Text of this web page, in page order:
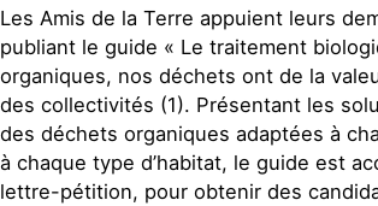
Les Amis de la Terre appuient leurs
publiant le guide « Le traitement
organiques, nos déchets ont de la
des collectivités (1). Présentant les
des déchets organiques adaptées à
à chaque type d’habitat, le guide est
lettre-pétition, pour obtenir des